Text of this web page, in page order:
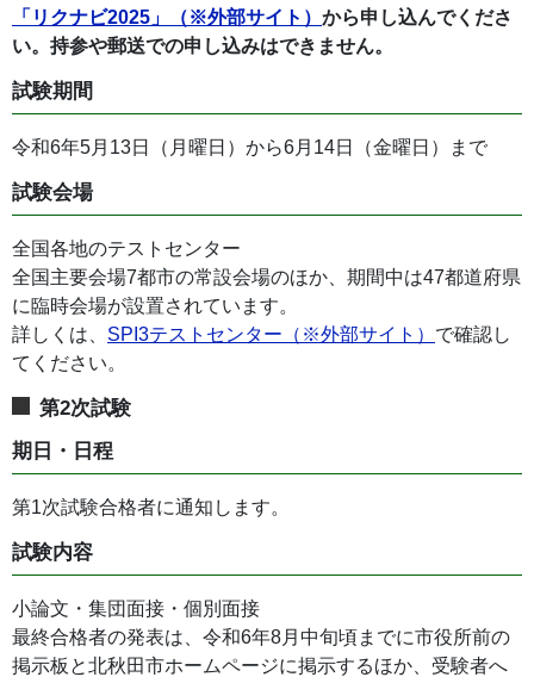
「リクナビ2025」（※外部サイト） から申し込んでくださ
い。持参や郵送での申し込みはできません。
試験期間
令和6年5月13日（月曜日）から6月14日（金曜日）まで
試験会場
全国各地のテストセンター
全国主要会場7都市の常設会場のほか、期間中は47都道府県
に臨時会場が設置されています。
詳しくは、 SPI3テストセンター（※外部サイト） で確認し
てください。
第2次試験
期日・日程
第1次試験合格者に通知します。
試験内容
小論文・集団面接・個別面接
最終合格者の発表は、令和6年8月中旬頃までに市役所前の
掲示板と北秋田市ホームページに掲示するほか、受験者へ